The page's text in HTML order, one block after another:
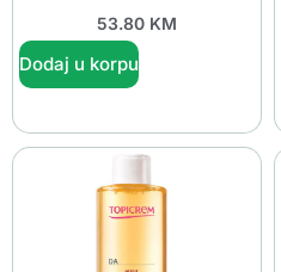
53.80 KM
Dodaj u korpu